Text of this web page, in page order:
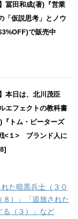
冨田和成(著)『営業
「仮説思考」とノウ
で販売中
本日は、北川茂臣
エフェクトの教科書
トム・ピーターズ
<１> ブランド人に
た暗黒兵士（３０
）」「追放された
る（３）」など